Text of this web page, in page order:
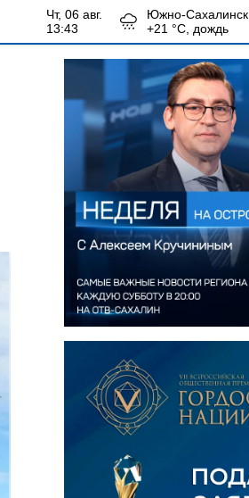
чт, 06 авг.
13:43
Южно-Сахалинск
+21 °С, дождь